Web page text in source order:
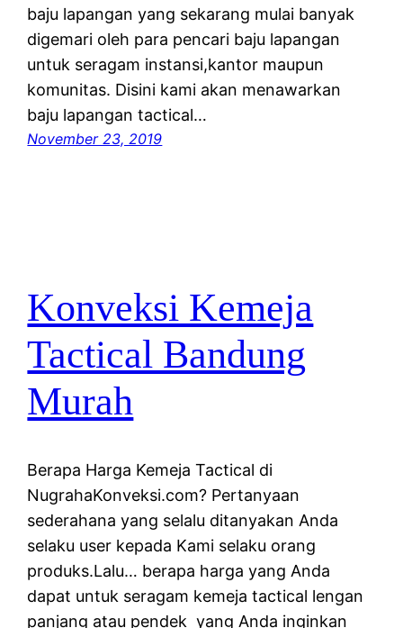
baju lapangan yang sekarang mulai banyak
digemari oleh para pencari baju lapangan
untuk seragam instansi,kantor maupun
komunitas. Disini kami akan menawarkan
baju lapangan tactical…
November 23, 2019
Konveksi Kemeja
Tactical Bandung
Murah
Berapa Harga Kemeja Tactical di
NugrahaKonveksi.com? Pertanyaan
sederahana yang selalu ditanyakan Anda
selaku user kepada Kami selaku orang
produks.Lalu… berapa harga yang Anda
dapat untuk seragam kemeja tactical lengan
panjang atau pendek yang Anda inginkan